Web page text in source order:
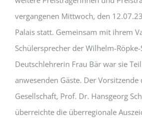
vergangenen Mittwoch, den
Palais statt. Gemeinsam mit ihrem
Schülersprecher der Wilhelm-
Deutschlehrerin Frau Bär war sie
anwesenden Gäste. Der
Gesellschaft, Prof. Dr. Hansgeorg
überreichte die überregionale